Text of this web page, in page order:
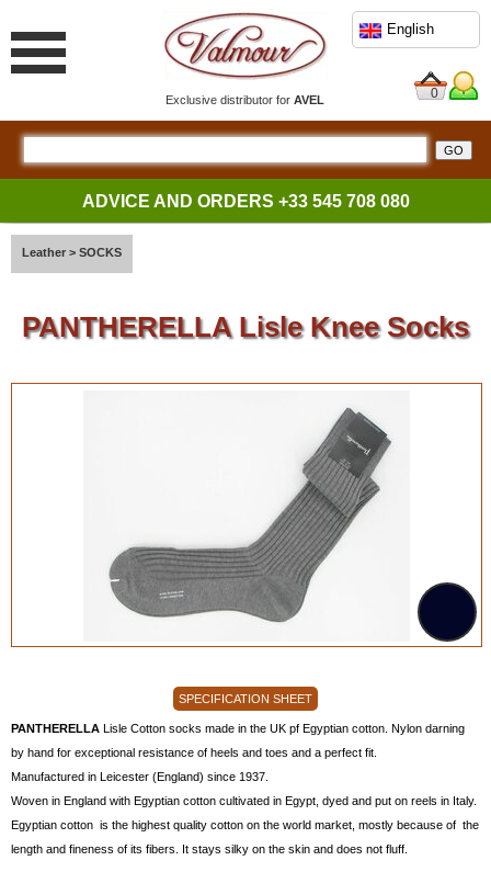
Exclusive distributor forAVEL
English
0
ADVICE AND ORDERS +33 545 708 080
Leather > SOCKS
PANTHERELLA Lisle Knee Socks
SPECIFICATION SHEET
PANTHERELLA Lisle Cotton socks made in the UK pf Egyptian cotton. Nylon darning
by hand for exceptional resistance of heels and toes and a perfect fit.
Manufactured in Leicester (England) since 1937.
Woven in England with Egyptian cotton cultivated in Egypt, dyed and put on reels in Italy.
Egyptian cotton is the highest quality cotton on the world market, mostly because of the
length and fineness of its fibers. It stays silky on the skin and does not fluff.